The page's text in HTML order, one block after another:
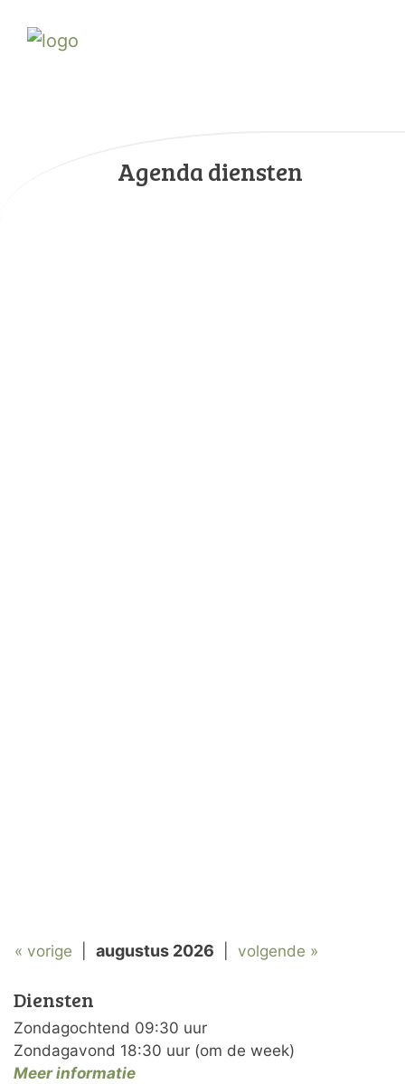
Agenda diensten
« vorige augustus 2026 volgende »
Diensten
Zondagochtend 09:30 uur
Zondagavond 18:30 uur (om de week)
Meer informatie